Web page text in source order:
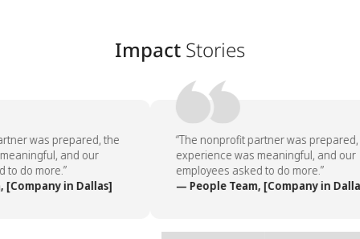
Impact Stories
was prepared, the
and our
do more.”
in Dallas]
“The nonprofit partner was prepared,
experience was meaningful, and our
employees asked to do more.”
— People Team, [Company in